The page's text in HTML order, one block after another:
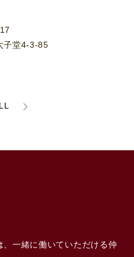
子堂4-3-85
一緒に働いていただける仲